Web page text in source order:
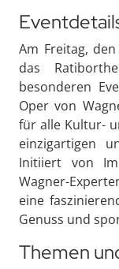
Am Freitag,
das
besonderen
Oper von
für alle Kultur-
einzigartigen
Initiiert von
Wagner-
eine
Genuss und
Themen